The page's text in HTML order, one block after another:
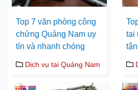
Top 7 văn phòng công
chứng Quảng Nam uy
tín và nhanh chóng
Dịch vụ tại Quảng Nam
tại